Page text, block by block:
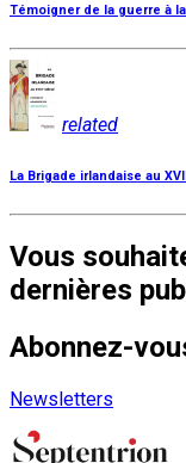
Témoigner de la guerre à
related
La Brigade irlandaise au XVIII
Vous
dernières
Abonnez-
Newsletters